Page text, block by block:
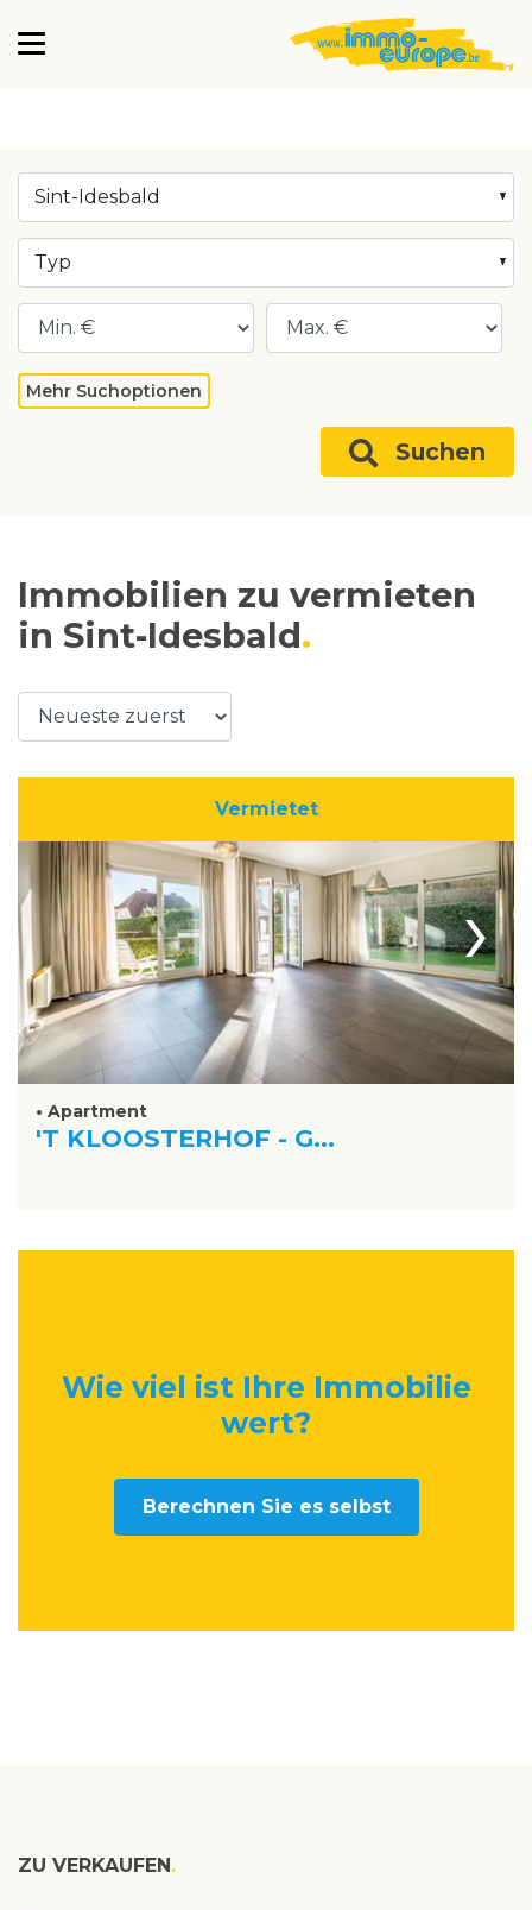
Sint-Idesbald
Typ
Mehr Suchoptionen
Suchen
Immobilien zu vermieten
in Sint-Idesbald
Vermietet
›
• Apartment
'T KLOOSTERHOF - G...
Wie viel ist Ihre Immobilie
wert?
Berechnen Sie es selbst
ZU VERKAUFEN